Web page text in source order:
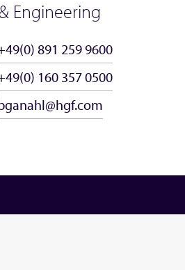
Engineering
891 259 9600
160 357 0500